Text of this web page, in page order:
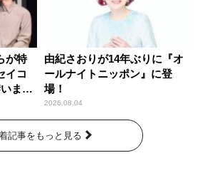
が特
イコ
まあ
由紀さおりが14年ぶりに『オ
ールナイトニッポン』に登
場！
2026.08.04
記事をもっと見る